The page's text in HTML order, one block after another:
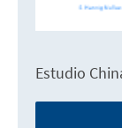
Estudio